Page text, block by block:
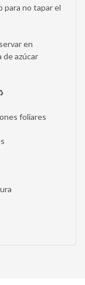
para no tapar el
en
de azúcar
foliares